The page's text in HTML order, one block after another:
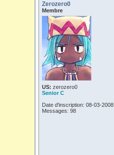
Zerozero0
Membre
US: zerozero0
Senior C
Date d'inscription: 08-03-2008
Messages: 98